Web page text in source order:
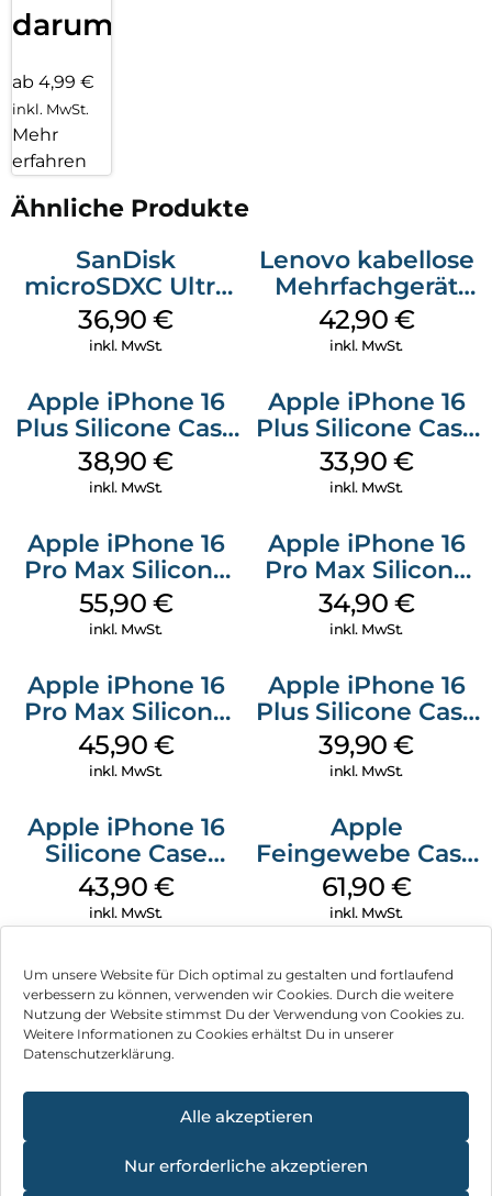
Um unsere Website für Dich optimal zu gestalten und fortlaufend
verbessern zu können, verwenden wir Cookies. Durch die weitere
Nutzung der Website stimmst Du der Verwendung von Cookies zu.
Weitere Informationen zu Cookies erhältst Du in unserer
Datenschutzerklärung.
Alle akzeptieren
Nur erforderliche akzeptieren
darum!
ab 4,99 €
inkl. MwSt.
Mehr
erfahren
Ähnliche Produkte
SanDisk
microSDXC Ultra
128 GB + Adapter
Mobile
36,90€
inkl. MwSt.
Lenovo kabellose
Mehrfachgerät
Luna Grey
42,90 €
inkl. MwSt.
Apple iPhone 16
Plus Silicone Case
MagSafe Denim
38,90€
inkl. MwSt.
Apple iPhone 16
Plus Silicone Case
MagSafe Lake
Green
33,90 €
inkl. MwSt.
Apple iPhone 16
Pro Max Silicone
Case MagSafe
Stone Gray
55,90 €
inkl. MwSt.
Apple iPhone 16
Pro Max Silicone
Case MagSafe
Denim
34,90 €
inkl. MwSt.
Apple iPhone 16
Pro Max Silicone
Case MagSafe
Ultramarine
45,90 €
inkl. MwSt.
Apple iPhone 16
Plus Silicone Case
MagSafe Plum
39,90€
inkl. MwSt.
Apple iPhone 16
Silicone Case
MagSafe Plum
43,90 €
inkl. MwSt.
Apple
Feingewebe Case
iPhone 15 Pro
MagSafe Schwarz
61,90 €
inkl. MwSt.
Impressum